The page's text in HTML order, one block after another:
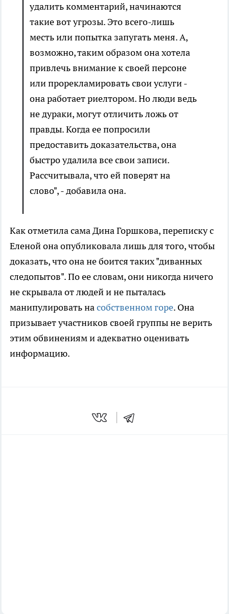
удалить комментарий, начинаются
такие вот угрозы. Это всего-лишь
месть или попытка запугать меня. А,
возможно, таким образом она хотела
привлечь внимание к своей персоне
или прорекламировать свои услуги -
она работает риелтором. Но люди ведь
не дураки, могут отличить ложь от
правды. Когда ее попросили
предоставить доказательства, она
быстро удалила все свои записи.
Рассчитывала, что ей поверят на
слово", - добавила она.
Как отметила сама Дина Горшкова, переписку с
Еленой она опубликовала лишь для того, чтобы
доказать, что она не боится таких "диванных
следопытов". По ее словам, они никогда ничего
не скрывала от людей и не пыталась
манипулировать насобственном горе. Она
призывает участников своей группы не верить
этим обвинениям и адекватно оценивать
информацию.